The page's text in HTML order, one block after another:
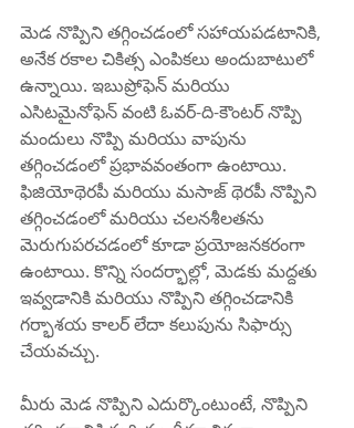
మెడ నొప్పిని తగ్గించడంలో సహాయపడటానికి,
అనేక రకాల చికిత్స ఎంపికలు అందుబాటులో
ఉన్నాయి. ఇబుప్రోఫెన్ మరియు
ఎసిటమైనోఫెన్ వంటి ఓవర్-ది-కౌంటర్ నొప్పి
మందులు నొప్పి మరియు వాపును
తగ్గించడంలో ప్రభావవంతంగా ఉంటాయి.
ఫిజియోథెరపీ మరియు మసాజ్ థెరపీ నొప్పిని
తగ్గించడంలో మరియు చలనశీలతను
మెరుగుపరచడంలో కూడా ప్రయోజనకరంగా
ఉంటాయి. కొన్ని సందర్భాల్లో, మెడకు మద్దతు
ఇవ్వడానికి మరియు నొప్పిని తగ్గించడానికి
గర్భాశయ కాలర్ లేదా కలుపును సిఫార్సు
చేయవచ్చు.
మీరు మెడ నొప్పిని ఎదుర్కొంటుంటే, నొప్పిని